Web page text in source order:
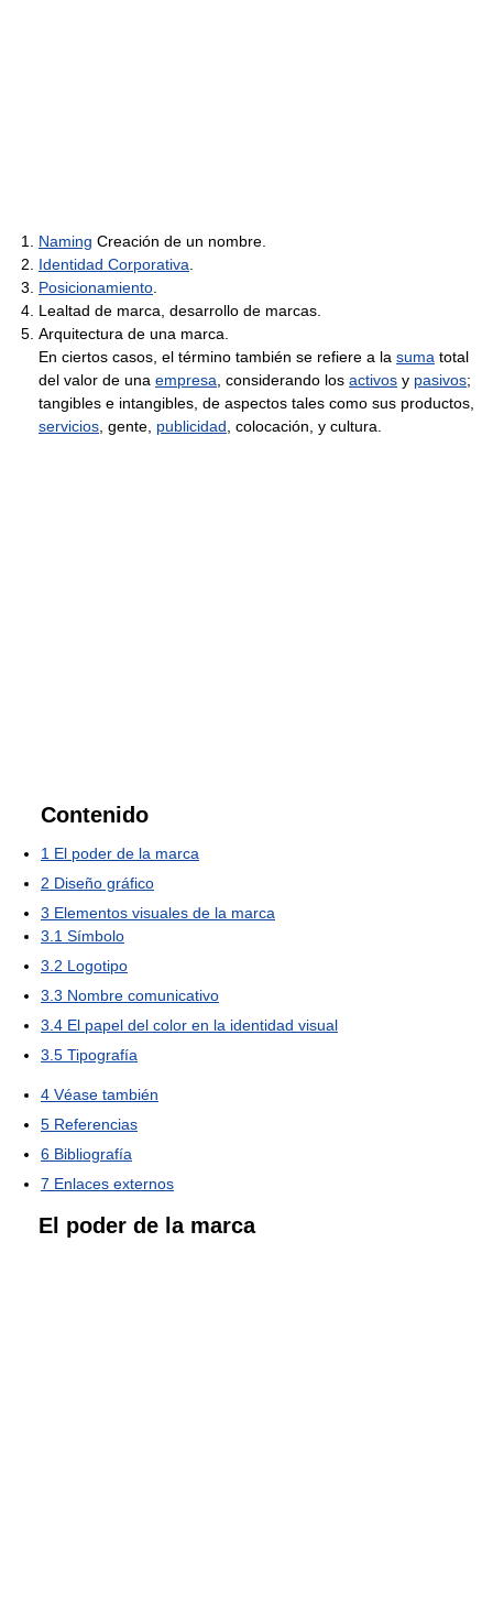
Naming Creación de un nombre.
Identidad Corporativa
Posicionamiento
Lealtad de marca, desarrollo de marcas.
Arquitectura de una marca.
En ciertos casos, el término también se refiere a la suma total
del valor de una empresa , considerando los activos y pasivos;
tangibles e intangibles, de aspectos tales como sus productos,
servicios , gente, publicidad , colocación, y cultura.
Contenido
1 El poder de la marca
2 Diseño gráfico
3 Elementos visuales de la marca
3.1 Símbolo
3.2 Logotipo
3.3 Nombre comunicativo
3.4 El papel del color en la identidad visual
3.5 Tipografía
4 Véase también
5 Referencias
6 Bibliografía
7 Enlaces externos
El poder de la marca